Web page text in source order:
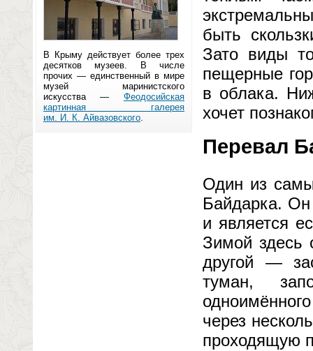
В Крыму действует более трех
десятков музеев. В числе
прочих — единственный в мире
музей маринистского
искусства — Феодосийская
картинная галерея
им. И. К. Айвазовского.
быть
Зато виды
пещерные
в облака.
хочет
Перевал
Один из
Байдарка.
и является
Зимой здесь
другой —
туман,
через
проходящую